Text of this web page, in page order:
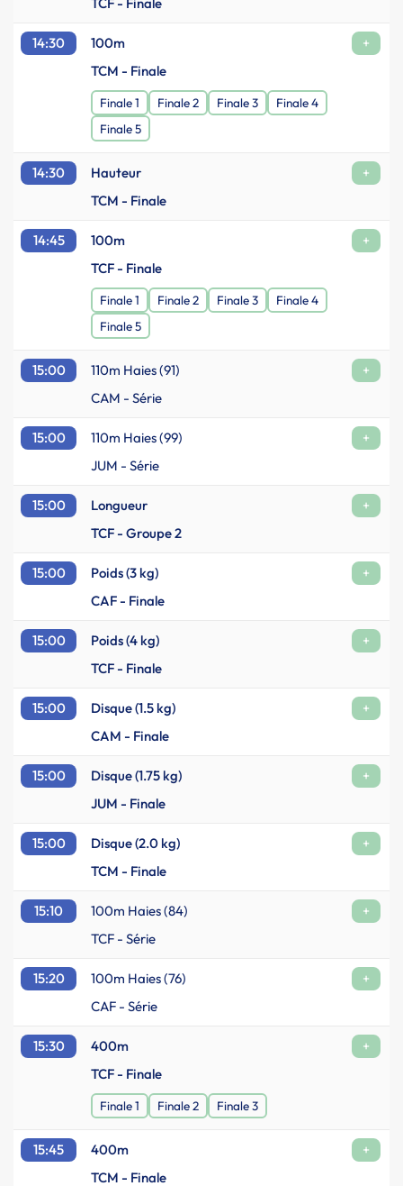
14:30 100m
+
TCM - Finale
Finale 1 Finale 2 Finale 3
Finale 4
Finale 5
14:30 Hauteur
+
TCM - Finale
14:45 100m
+
TCF - Finale
Finale 1 Finale 2 Finale 3
Finale 4
Finale 5
15:00 110m Haies (91)
+
CAM - Série
15:00 110m Haies (99)
+
JUM - Série
15:00 Longueur
+
TCF - Groupe 2
15:00 Poids (3 kg)
+
CAF - Finale
15:00 Poids (4 kg)
+
TCF - Finale
15:00 Disque (1.5 kg)
+
CAM - Finale
15:00 Disque (1.75 kg)
+
JUM - Finale
15:00 Disque (2.0 kg)
+
TCM - Finale
15:10 100m Haies (84)
+
TCF - Série
15:20 100m Haies (76)
+
CAF - Série
15:30 400m
+
TCF - Finale
Finale 1 Finale 2 Finale 3
15:45 400m
+
TCM - Finale